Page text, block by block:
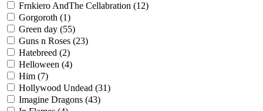
Frnkiero AndThe Cellabration (12)
Gorgoroth (1)
Green day (55)
Guns n Roses (23)
Hatebreed (2)
Helloween (4)
Him (7)
Hollywood Undead (31)
Imagine Dragons (43)